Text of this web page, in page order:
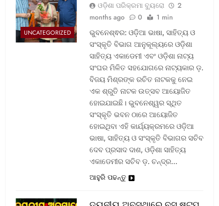
UNCATEGORIZED
ଓଡ଼ିଶା ପରିକ୍ରମା ବ୍ୟୁରୋ
2
months ago
0 1 min
ଭୁବନେଶ୍ଵର: ଓଡ଼ିଆ ଭାଷା, ସାହିତ୍ୟ ଓ
ସଂସ୍କୃତି ବିଭାଗ ଆନୁକୂଲ୍ୟରେ ଓଡ଼ିଶା
ସାହିତ୍ୟ ଏକାଡେମୀ ଏବଂ ଓଡ଼ିଶା ନାଟ୍ୟ
ସଂଘର ମିଳିତ ସହଯୋଗରେ ନାଟ୍ୟକାର ଡ଼.
ବିଜୟ ମିଶ୍ରଙ୍କ ରଚିତ ନାଟକକୁ ନେଇ
ଏକ ଶ୍ରୁତି ନାଟକ ଉତ୍ସବ ଆୟୋଜିତ
ହୋଇଯାଇଛି। ଭୁବନେଶ୍ୱର ସ୍ଥିତ
ସଂସ୍କୃତି ଭବନ ଠାରେ ଆୟୋଜିତ
ହୋଇଥିବା ଏହି କାର୍ଯ୍ୟକ୍ରମରେ ଓଡ଼ିଆ
ଭାଷା, ସାହିତ୍ୟ ଓ ସଂସ୍କୃତି ବିଭାଗର ସଚିବ
ଦେବ ପ୍ରସାଦ ଦାଶ, ଓଡ଼ିଶା ସାହିତ୍ୟ
ଏକାଡେମୀର ସଚିବ ଡ଼. ଚନ୍ଦ୍ର…
ଆହୁରି ପଢନ୍ତୁ